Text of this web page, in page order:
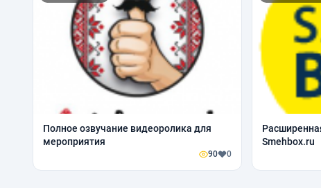
Полное озвучание видеоролика для
мероприятия
90 0
Smehbox.ru